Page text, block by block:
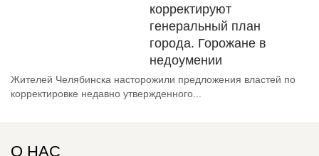
корректируют
генеральный план
города. Горожане в
недоумении
Жителей Челябинска насторожили предложения властей по
корректировке недавно утвержденного...
О НАС